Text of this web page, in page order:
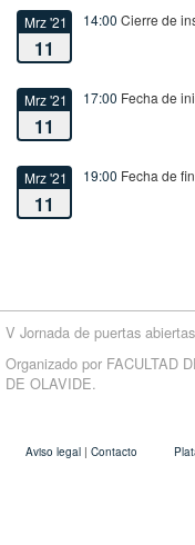
Mrz '21
11
14:00 Cierre de
Mrz '21
11
17:00 Fecha de
Mrz '21
11
19:00 Fecha de fin
V Jornada de puertas
Organizado por FACULTAD
DE OLAVIDE.
Aviso legal | Contacto